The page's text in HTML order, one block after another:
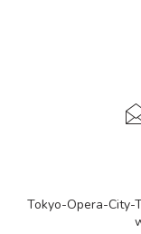
Tokyo-Opera-City-